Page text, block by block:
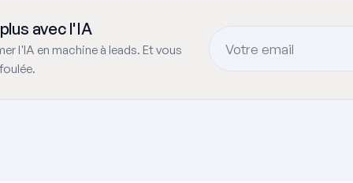
avec l'IA
l'IA en machine à leads. Et vous